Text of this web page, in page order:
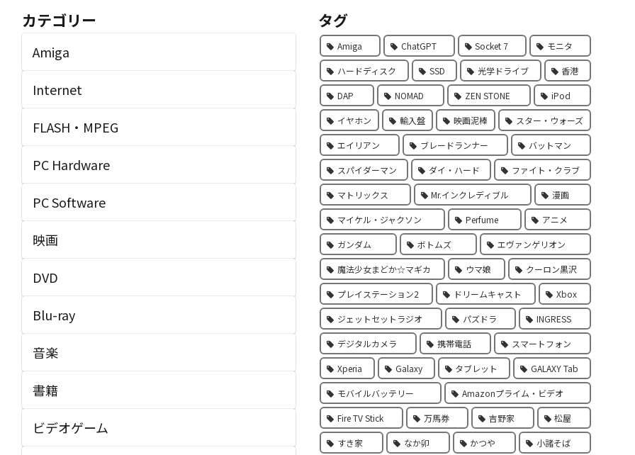
カテゴリー
Amiga
Internet
FLASH・MPEG
PC Hardware
PC Software
映画
DVD
Blu-ray
音楽
書籍
ビデオゲーム
タグ
Amiga ChatGPT Socket 7 モニタ
ハードディスク SSD 光学ドライブ 香港
DAP NOMAD ZEN STONE iPod
イヤホン 輸入盤 映画泥棒 スター・ウォーズ
エイリアン ブレードランナー バットマン
スパイダーマン ダイ・ハード ファイト・クラブ
マトリックス Mr.インクレディブル 漫画
マイケル・ジャクソン Perfume アニメ
ガンダム ボトムズ エヴァンゲリオン
魔法少女まどか☆マギカ ウマ娘 クーロン黒沢
プレイステーション2 ドリームキャスト Xbox
ジェットセットラジオ パズドラ INGRESS
デジタルカメラ 携帯電話 スマートフォン
Xperia Galaxy タブレット GALAXY Tab
モバイルバッテリー Amazonプライム・ビデオ
Fire TV Stick 万馬券 吉野家 松屋
すき家 なか卯 かつや 小諸そば